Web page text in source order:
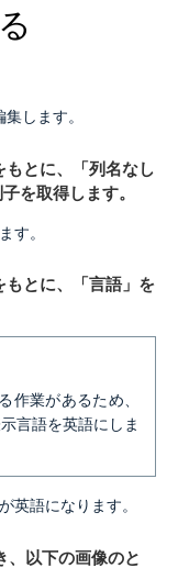
します。
もとに、「列名なし
を取得します。
す。
もとに、「言語」を
作業があるため、
言語を英語にしま
英語になります。
、以下の画像のと